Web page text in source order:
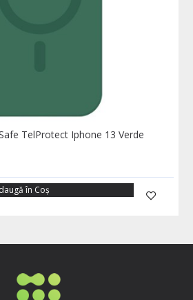
TelProtect Iphone 13 Verde
în Coş